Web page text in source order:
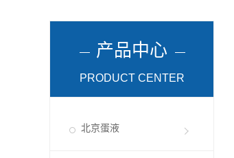
产品中心
PRODUCT CENTER
北京蛋液